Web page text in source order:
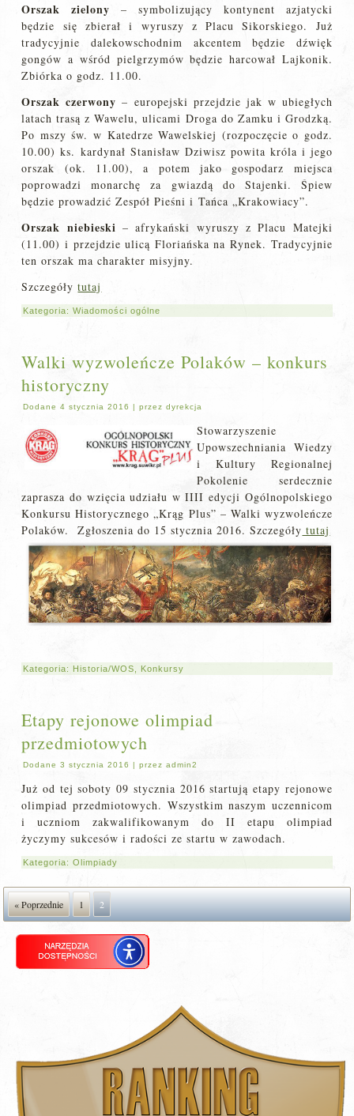
Orszak zielony – symbolizujący kontynent azjatycki
będzie się zbierał i wyruszy z Placu Sikorskiego. Już
tradycyjnie dalekowschodnim akcentem będzie dźwięk
gongów a wśród pielgrzymów będzie harcował Lajkonik.
Zbiórka o godz. 11.00.
Orszak czerwony – europejski przejdzie jak w ubiegłych
latach trasą z Wawelu, ulicami Droga do Zamku i Grodzką.
Po mszy św. w Katedrze Wawelskiej (rozpoczęcie o godz.
10.00) ks. kardynał Stanisław Dziwisz powita króla i jego
orszak (ok. 11.00), a potem jako gospodarz miejsca
poprowadzi monarchę za gwiazdą do Stajenki. Śpiew
będzie prowadzić Zespół Pieśni i Tańca „Krakowiacy”.
Orszak niebieski – afrykański wyruszy z Placu Matejki
(11.00) i przejdzie ulicą Floriańska na Rynek. Tradycyjnie
ten orszak ma charakter misyjny.
Szczegółytutaj
Kategoria:Wiadomości ogólne
Walki wyzwoleńcze Polaków – konkurs
historyczny
Dodane 4 stycznia 2016 |przez dyrekcja
Stowarzyszenie
Upowszechniania Wiedzy
i Kultury Regionalnej
Pokolenie serdecznie
zaprasza do wzięcia udziału w IIII edycji Ogólnopolskiego
Konkursu Historycznego „Krąg Plus” – Walki wyzwoleńcze
Polaków.
Zgłoszenia do 15 stycznia 2016. Szczegóły tutaj
Kategoria: Historia/WOS Konkursy
Etapy rejonowe olimpiad
przedmiotowych
Dodane 3 stycznia 2016 |przez admin2
Już od tej soboty 09 stycznia 2016 startują etapy rejonowe
olimpiad przedmiotowych. Wszystkim naszym uczennicom
i uczniom zakwalifikowanym do II etapu olimpiad
życzymy sukcesów i radości ze startu w zawodach.
Kategoria:Olimpiady
« Poprzednie 1 2